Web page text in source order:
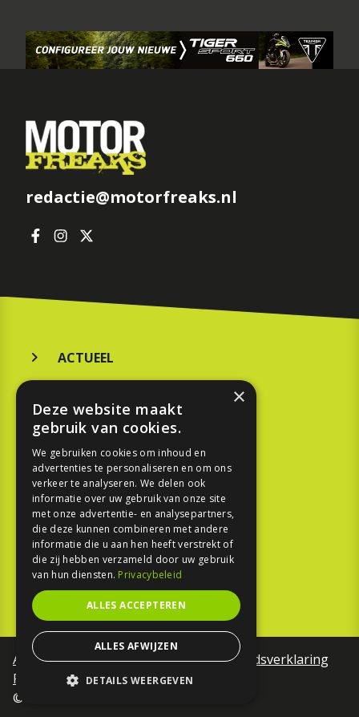
redactie@motorfreaks.nl
ACTUEEL
KOOPGIDS
TESTEN
SPORT
REPORTAGE
TOUREN
NIEUWSBRIEF
Algemene voorwaardenToegankelijkheidsverklaring
Privacy Policy
©Motorfreaks 2026
×
Deze website maakt
gebruik van cookies.
We gebruiken cookies om inhoud en
advertenties te personaliseren en om ons
verkeer te analyseren. We delen ook
informatie over uw gebruik van onze site
met onze advertentie- en analysepartners,
die deze kunnen combineren met andere
informatie die u aan hen heeft verstrekt of
die zij hebben verzameld door uw gebruik
van hun diensten. Privacybeleid
ALLES ACCEPTEREN
ALLES AFWIJZEN
DETAILS WEERGEVEN